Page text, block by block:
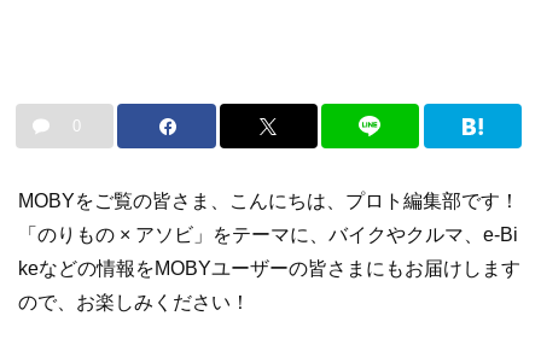
0
MOBYをご覧の皆さま、こんにちは、プロト編集部です！
「のりもの × アソビ」をテーマに、バイクやクルマ、e-Bi
keなどの情報をMOBYユーザーの皆さまにもお届けします
ので、お楽しみください！